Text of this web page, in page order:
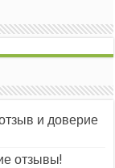
и доверие
отзывы!